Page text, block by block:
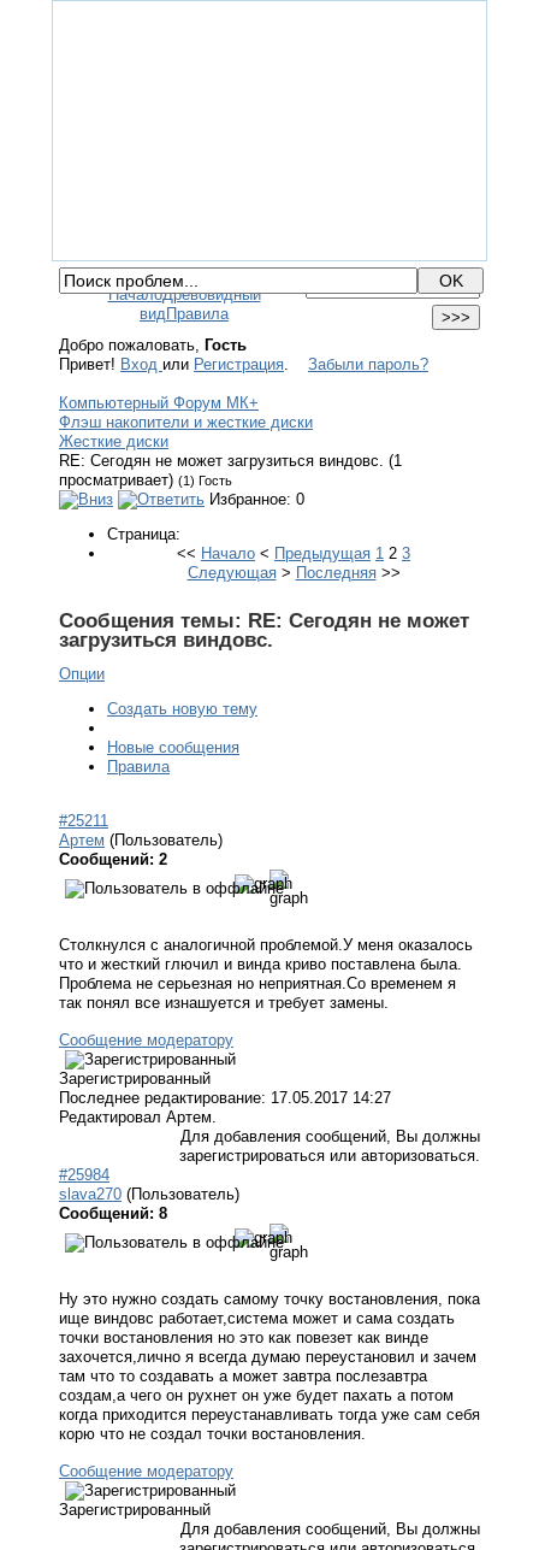
НачалоДревовидный
видПравила
Добро пожаловать, Гость
Привет! Вход или Регистрация. Забыли пароль?
Компьютерный Форум МК+
Флэш накопители и жесткие диски
Жесткие диски
RE: Сегодян не может загрузиться виндовс. (1
просматривает) (1) Гость
Избранное: 0
Страница:
<< Начало < Предыдущая 1 2 3
Следующая> Последняя>>
Сообщения темы: RE: Сегодян не может
загрузиться виндовс.
Опции
Создать новую тему
Новые сообщения
Правила
#25211
Артем (Пользователь)
Сообщений: 2
Столкнулся с аналогичной проблемой.У меня оказалось
что и жесткий глючил и винда криво поставлена была.
Проблема не серьезная но неприятная.Со временем я
так понял все изнашуется и требует замены.
Сообщение модератору
Зарегистрированный
Последнее редактирование: 17.05.2017 14:27
Редактировал Артем.
Для добавления сообщений, Вы должны
зарегистрироваться или авторизоваться.
#25984
slava270 (Пользователь)
Сообщений: 8
Ну это нужно создать самому точку востановления, пока
ище виндовс работает,система может и сама создать
точки востановления но это как повезет как винде
захочется,лично я всегда думаю переустановил и зачем
там что то создавать а может завтра послезавтра
создам,а чего он рухнет он уже будет пахать а потом
когда приходится переустанавливать тогда уже сам себя
корю что не создал точки востановления.
Сообщение модератору
Зарегистрированный
Для добавления сообщений, Вы должны